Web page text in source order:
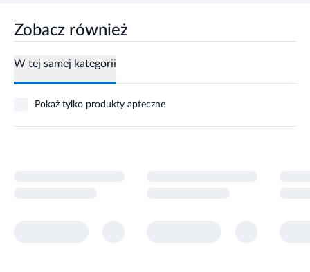
Zobacz również
W tej samej kategorii
Pokaż tylko produkty apteczne